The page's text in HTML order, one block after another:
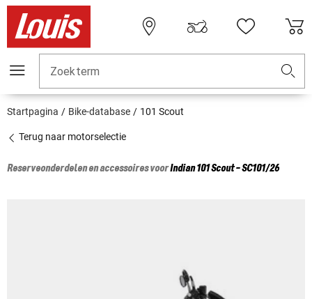
Zoekterm
Startpagina Bike-database 101 Scout
Terug naar motorselectie
Reserveonderdelen en accessoires voorIndian101 Scout - SC101/26